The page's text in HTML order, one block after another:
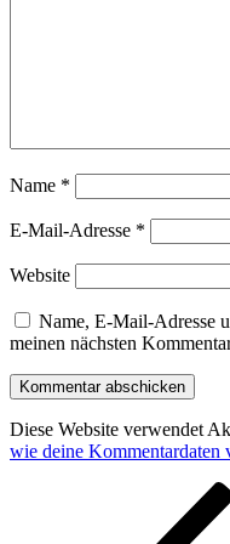
Name *
E-Mail-Adresse *
Website
Name, E-Mail-Adresse
meinen nächsten
Diese Website verwendet
wie deine Kommentardaten